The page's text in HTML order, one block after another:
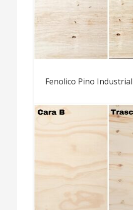
Fenolico Pino Industrial